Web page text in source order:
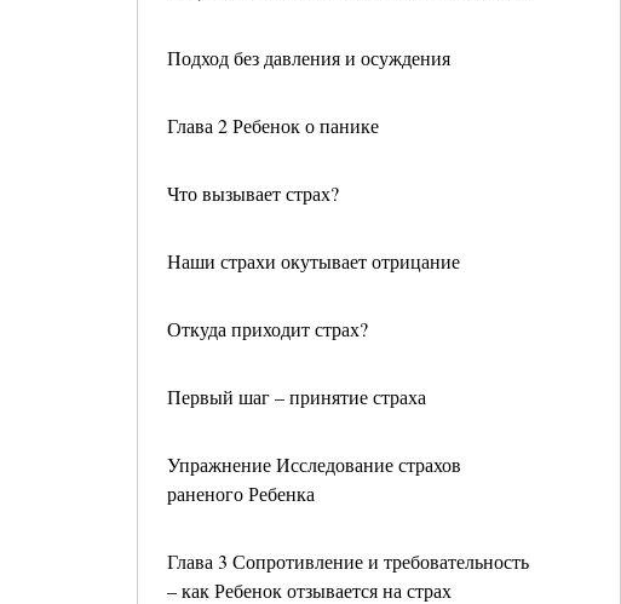
Подход без давления и осуждения
Глава 2 Ребенок о панике
Что вызывает страх?
Наши страхи окутывает отрицание
Откуда приходит страх?
Первый шаг – принятие страха
Упражнение Исследование страхов
раненого Ребенка
Глава 3 Сопротивление и требовательность
– как Ребенок отзывается на страх